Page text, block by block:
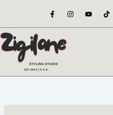
content
F
a
e
o
o
-
I
n
t
Y
o
t
T
i
t